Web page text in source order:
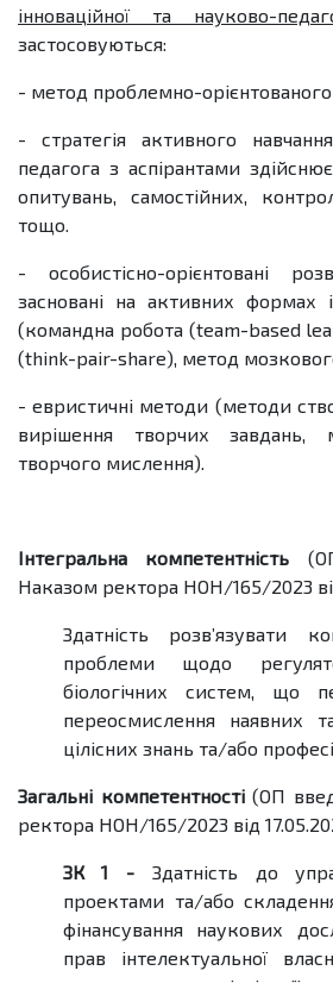
інноваційної та науково-
застосовуються:
- метод проблемно-орієнтованого
- стратегія активного
педагога з аспірантами
опитувань, самостійних,
тощо.
- особистісно-орієнтовані
засновані на активних формах
(командна робота (team-based
(think-pair-share), метод
- евристичні методи (методи
вирішення творчих завдань,
творчого мислення).
Інтегральна компетентність
Наказом ректора НОН/165/2023
Здатність розв’язувати
проблеми щодо
біологічних систем, що
переосмислення наявних
цілісних знань та/або
Загальні компетентності(ОП
ректора НОН/165/2023 від
ЗК 1 - Здатність до
проектами та/або
фінансування наукових
прав інтелектуальної